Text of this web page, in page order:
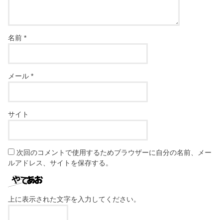
名前*
メール*
サイト
次回のコメントで使用するためブラウザーに自分の名前、メー
ルアドレス、サイトを保存する。
上に表示された文字を入力してください。